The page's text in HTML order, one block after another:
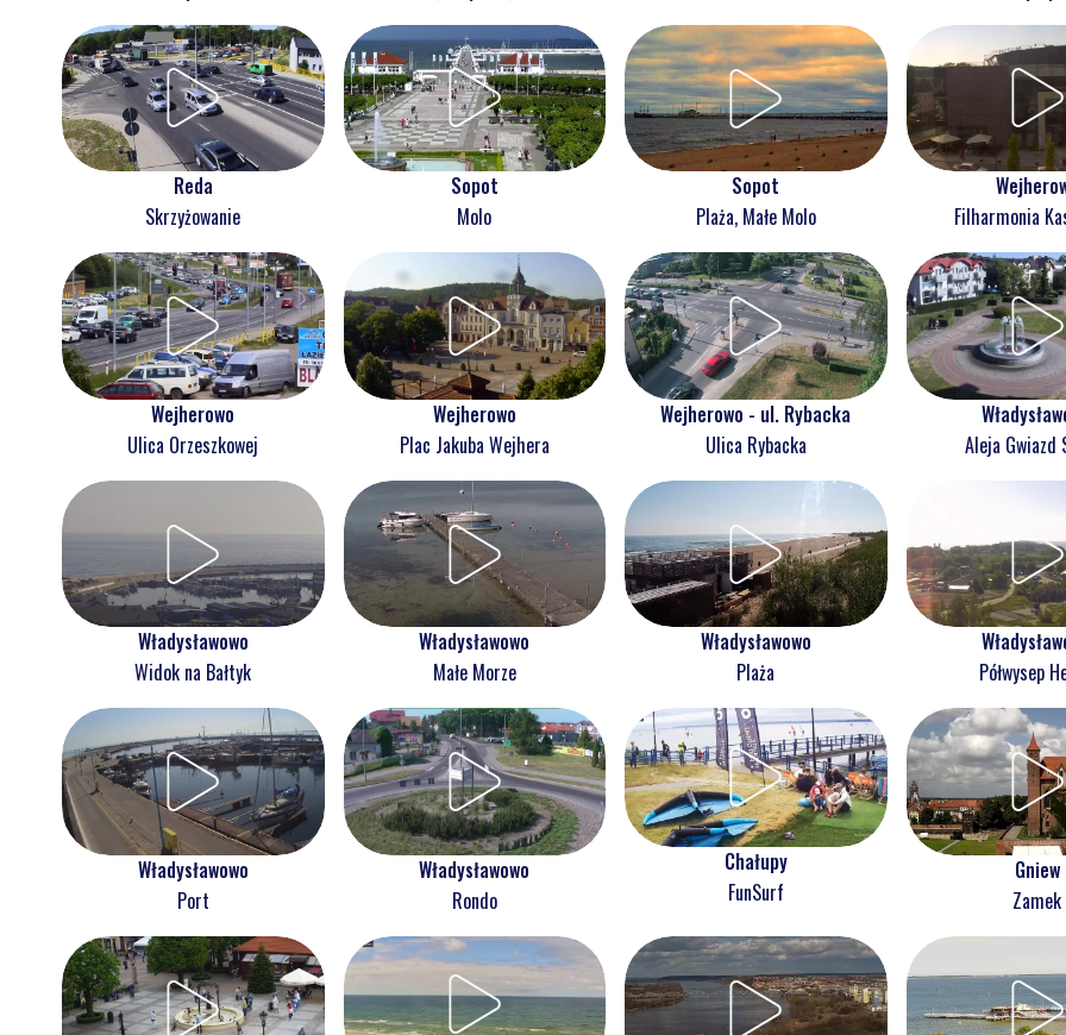
Reda
Skrzyżowanie
Sopot
Molo
Sopot
Plaża, Małe Molo
Filharmonia
Wejherowo
Ulica Orzeszkowej
Wejherowo
Plac Jakuba Wejhera
Wejherowo - ul. Rybacka
Ulica Rybacka
Aleja Gwiazd
Władysławowo
Widok na Bałtyk
Władysławowo
Małe Morze
Władysławowo
Plaża
Półwysep
Władysławowo
Port
Władysławowo
Rondo
Chałupy
FunSurf
Gniew
Zamek